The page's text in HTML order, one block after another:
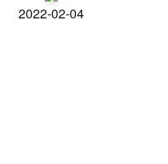
2022-02-04